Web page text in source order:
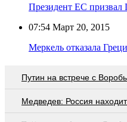
Президент ЕС
07:54 Март 20, 2015
Меркель отказала
Путин на встрече с
Медведев: Россия